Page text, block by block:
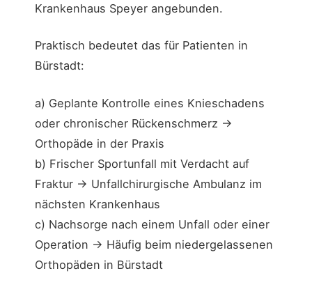
Krankenhaus Speyer angebunden.
Praktisch bedeutet das für Patienten in
Bürstadt:
a) Geplante Kontrolle eines Knieschadens
oder chronischer Rückenschmerz →
Orthopäde in der Praxis
b) Frischer Sportunfall mit Verdacht auf
Fraktur → Unfallchirurgische Ambulanz im
nächsten Krankenhaus
c) Nachsorge nach einem Unfall oder einer
Operation → Häufig beim niedergelassenen
Orthopäden in Bürstadt